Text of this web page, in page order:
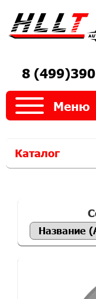
8
Меню
Каталог